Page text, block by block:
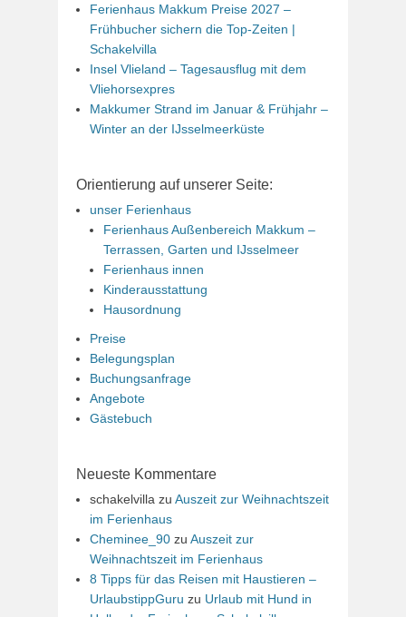
Ferienhaus Makkum Preise 2027 –
Frühbucher sichern die Top-Zeiten |
Schakelvilla
Insel Vlieland – Tagesausflug mit dem
Vliehorsexpres
Makkumer Strand im Januar & Frühjahr –
Winter an der IJsselmeerküste
Orientierung auf unserer Seite:
unser Ferienhaus
Ferienhaus Außenbereich Makkum –
Terrassen, Garten und IJsselmeer
Ferienhaus innen
Kinderausstattung
Hausordnung
Preise
Belegungsplan
Buchungsanfrage
Angebote
Gästebuch
Neueste Kommentare
schakelvilla zu Auszeit zur Weihnachtszeit
im Ferienhaus
Cheminee_90 zu Auszeit zur
Weihnachtszeit im Ferienhaus
8 Tipps für das Reisen mit Haustieren –
UrlaubstippGuru zu Urlaub mit Hund in